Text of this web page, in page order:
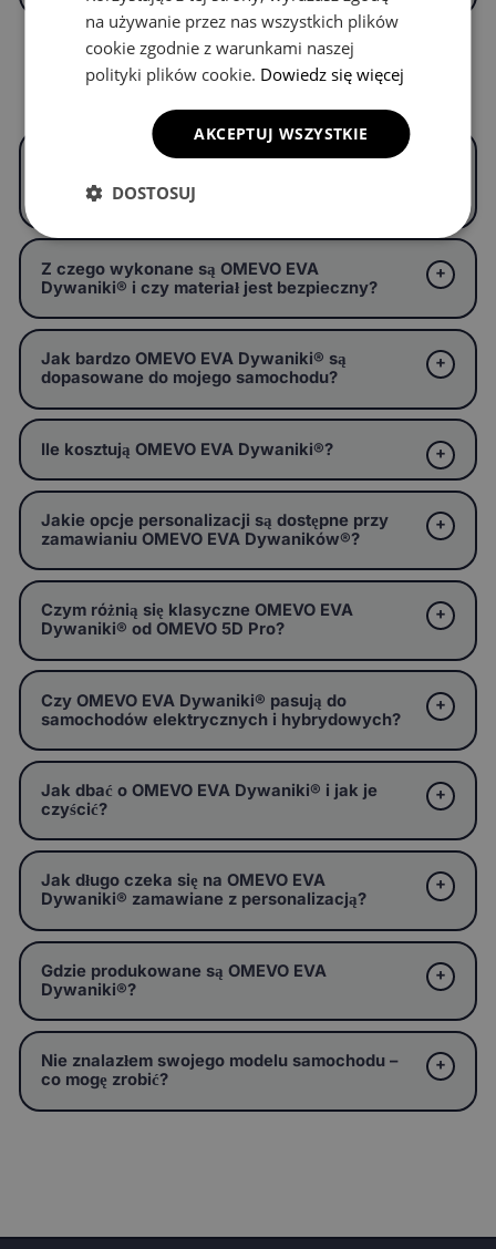
Częste pytania
Czym są OMEVO EVA Dywaniki® i czym
samochodowych?
Z czego wykonane są OMEVO EVA
Dywaniki® i czy materiał jest bezpieczny?
Jak bardzo OMEVO EVA Dywaniki® są
dopasowane do mojego samochodu?
Ile kosztują OMEVO EVA Dywaniki®?
Jakie opcje personalizacji są dostępne przy
zamawianiu OMEVO EVA Dywaników®?
Czym różnią się klasyczne OMEVO EVA
Dywaniki® od OMEVO 5D Pro?
Czy OMEVO EVA Dywaniki® pasują do
samochodów elektrycznych i hybrydowych?
Jak dbać o OMEVO EVA Dywaniki® i jak je
czyścić?
Jak długo czeka się na OMEVO EVA
Dywaniki® zamawiane z personalizacją?
Gdzie produkowane są OMEVO EVA
Dywaniki®?
Nie znalazłem swojego modelu samochodu –
co mogę zrobić?
na używanie przez nas wszystkich plików
cookie zgodnie z warunkami naszej
polityki plików cookie. Dowiedz się więcej
AKCEPTUJ WSZYSTKIE
DOSTOSUJ